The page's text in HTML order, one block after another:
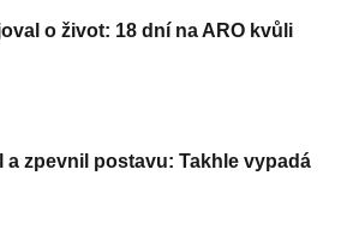
o život: 18 dní na ARO kvůli
a zpevnil postavu: Takhle vypadá